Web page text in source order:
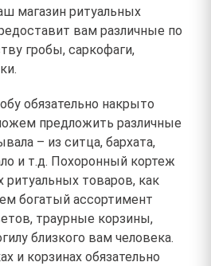
магазин ритуальных
вам различные по
гробы, саркофаги,
обязательно накрыто
предложить различные
– из ситца, бархата,
и т.д. Похоронный кортеж
товаров, как
богатый ассортимент
траурные корзины,
близкого вам человека.
и корзинах обязательно